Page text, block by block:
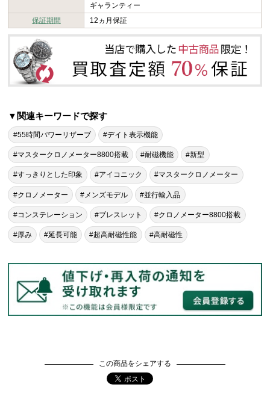
ギャランティー
保証期間
12ヵ月保証
▼関連キーワードで探す
#55時間パワーリザーブ #デイト表示機能
#マスタークロノメーター8800搭載 #耐磁機能 #新型
#すっきりとした印象 #アイコニック #マスタークロノメーター
#クロノメーター #メンズモデル #並行輸入品
#コンステレーション #ブレスレット #クロノメーター8800搭載
#厚み #延長可能 #超高耐磁性能 #高耐磁性
この商品をシェアする